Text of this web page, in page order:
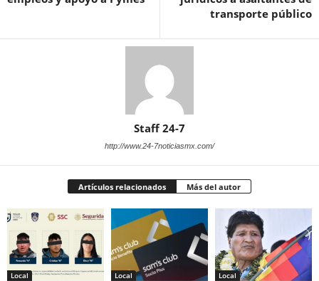
transporte público
Staff 24-7
http://www.24-7noticiasmx.com/
Artículos relacionados Más del autor
Local Local Local